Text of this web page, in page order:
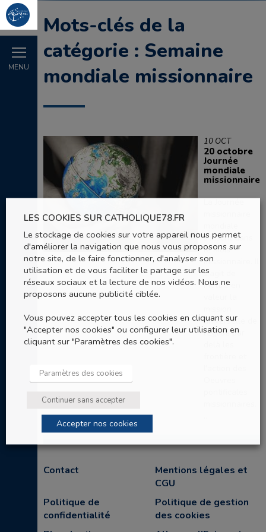
MENU
Mots-clés de la
catégorie : Semaine
mondiale missionnaire
10 OCT
20 octobre
Journée
mondiale
missionnaire
La Journée
s'inscrit dans
le Mois
missionnaire. Il
s'agit de
mettre en
universelle de
l'Eglise par
Contact
Mentions légales et
CGU
Politique de
confidentialité
Politique de gestion
des cookies
LES COOKIES SUR CATHOLIQUE78.FR
Le stockage de cookies sur votre appareil nous permet
d'améliorer la navigation que nous vous proposons sur
notre site, de le faire fonctionner, d'analyser son
utilisation et de vous faciliter le partage sur les
réseaux sociaux et la lecture de nos vidéos. Nous ne
proposons aucune publicité ciblée.
Vous pouvez accepter tous les cookies en cliquant sur
"Accepter nos cookies" ou configurer leur utilisation en
cliquant sur "Paramètres des cookies".
Paramètres des cookies
Continuer sans accepter
Accepter nos cookies